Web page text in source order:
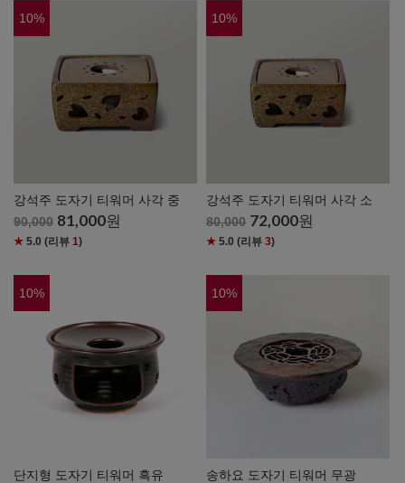
10%
강석주 도자기 티워머 사각 중
90,000 81,000원
★ 5.0 (리뷰 1)
10%
강석주 도자기 티워머 사각 소
80,000 72,000원
★ 5.0 (리뷰3)
10%
단지형 도자기 티워머 흑유
10%
송하요 도자기 티워머 무광